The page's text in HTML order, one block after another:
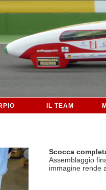
IL TEAM
Scocca
Assemblaggio
immagine rende